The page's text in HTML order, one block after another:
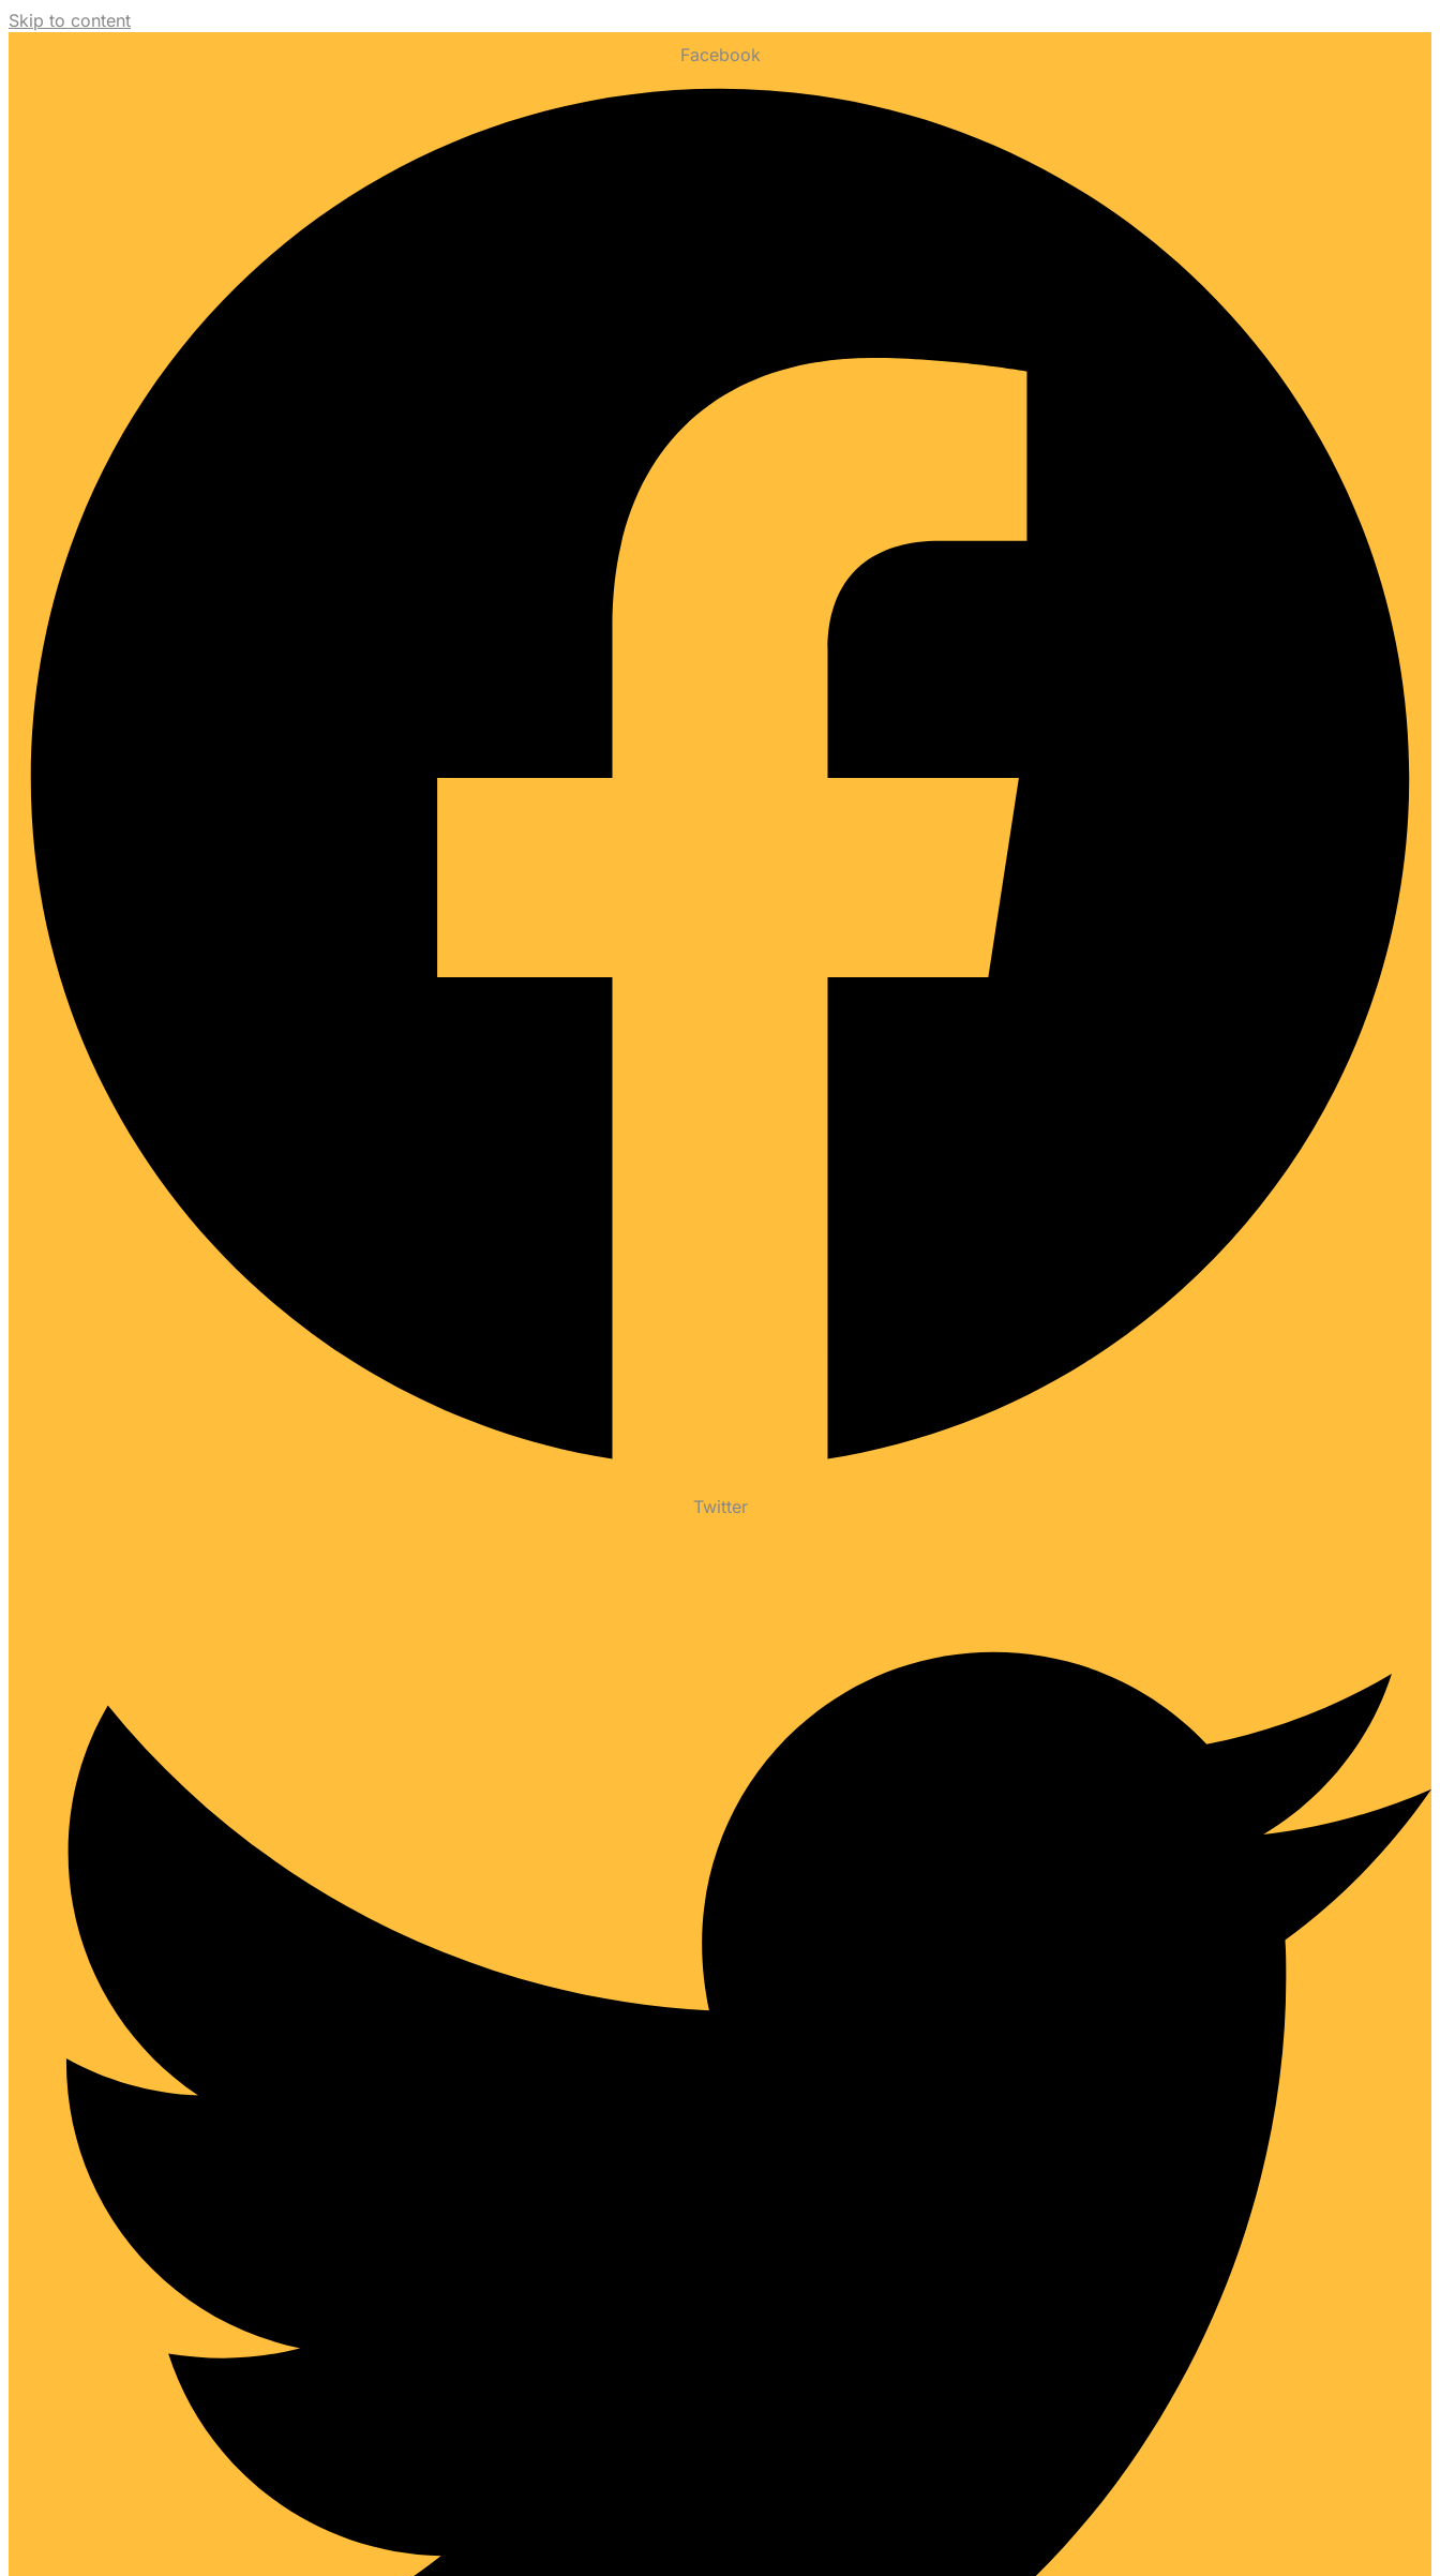
Skip to content
Facebook
Twitter